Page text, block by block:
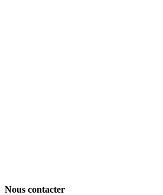
Nous contacter